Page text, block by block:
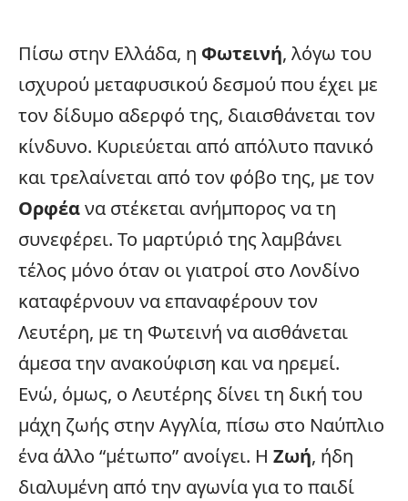
Πίσω στην Ελλάδα, η Φωτεινή, λόγω του
ισχυρού μεταφυσικού δεσμού που έχει με
τον δίδυμο αδερφό της, διαισθάνεται τον
κίνδυνο. Κυριεύεται από απόλυτο πανικό
και τρελαίνεται από τον φόβο της, με τον
Ορφέανα στέκεται ανήμπορος να τη
συνεφέρει. Το μαρτύριό της λαμβάνει
τέλος μόνο όταν οι γιατροί στο Λονδίνο
καταφέρνουν να επαναφέρουν τον
Λευτέρη, με τη Φωτεινή να αισθάνεται
άμεσα την ανακούφιση και να ηρεμεί.
Ενώ, όμως, ο Λευτέρης δίνει τη δική του
μάχη ζωής στην Αγγλία, πίσω στο Ναύπλιο
ένα άλλο “μέτωπο” ανοίγει. Η Ζωή, ήδη
διαλυμένη από την αγωνία για το παιδί